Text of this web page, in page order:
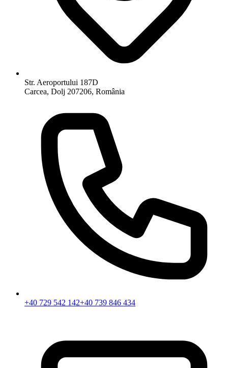
Str. Aeroportului 187D
Carcea, Dolj 207206, România
+40 729 542 142+40 739 846 434